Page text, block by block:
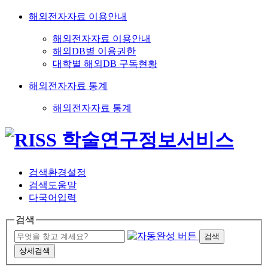
해외전자자료 이용안내
해외전자자료 이용안내
해외DB별 이용권한
대학별 해외DB 구독현황
해외전자자료 통계
해외전자자료 통계
검색환경설정
검색도움말
다국어입력
검색
검색
상세검색